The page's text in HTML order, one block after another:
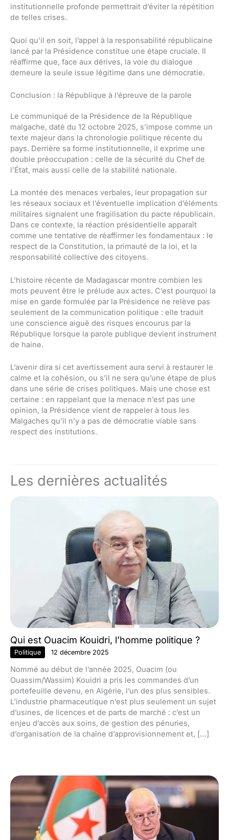
institutionnelle profonde permettrait d’éviter la répétition
de telles crises.
Quoi qu’il en soit, l’appel à la responsabilité républicaine
lancé par la Présidence constitue une étape cruciale. Il
réaffirme que, face aux dérives, la voie du dialogue
demeure la seule issue légitime dans une démocratie.
Conclusion : la République à l’épreuve de la parole
Le communiqué de la Présidence de la République
malgache, daté du 12 octobre 2025, s’impose comme un
texte majeur dans la chronologie politique récente du
pays. Derrière sa forme institutionnelle, il exprime une
double préoccupation : celle de la sécurité du Chef de
l’État, mais aussi celle de la stabilité nationale.
La montée des menaces verbales, leur propagation sur
les réseaux sociaux et l’éventuelle implication d’éléments
militaires signalent une fragilisation du pacte républicain.
Dans ce contexte, la réaction présidentielle apparaît
comme une tentative de réaffirmer les fondamentaux : le
respect de la Constitution, la primauté de la loi, et la
responsabilité collective des citoyens.
L’histoire récente de Madagascar montre combien les
mots peuvent être le prélude aux actes. C’est pourquoi la
mise en garde formulée par la Présidence ne relève pas
seulement de la communication politique : elle traduit
une conscience aiguë des risques encourus par la
République lorsque la parole publique devient instrument
de haine.
L’avenir dira si cet avertissement aura servi à restaurer le
calme et la cohésion, ou s’il ne sera qu’une étape de plus
dans une série de crises politiques. Mais une chose est
certaine : en rappelant que la menace n’est pas une
opinion, la Présidence vient de rappeler à tous les
Malgaches qu’il n’y a pas de démocratie viable sans
respect des institutions.
Les dernières actualités
Qui est Ouacim Kouidri, l’homme politique ?
Politique 12 décembre 2025
Nommé au début de l’année 2025, Ouacim (ou
Ouassim/Wassim) Kouidri a pris les commandes d’un
portefeuille devenu, en Algérie, l’un des plus sensibles.
L’industrie pharmaceutique n’est plus seulement un sujet
d’usines, de licences et de parts de marché : c’est un
enjeu d’accès aux soins, de gestion des pénuries,
d’organisation de la chaîne d’approvisionnement et, […]